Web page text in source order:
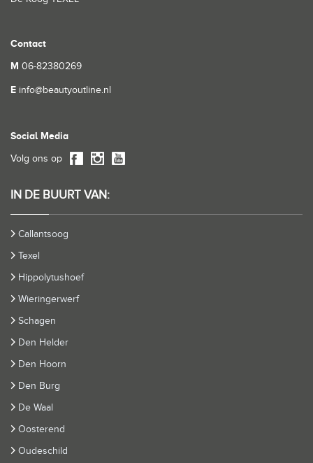
Contact
M 06-82380269
E info@beautyoutline.nl
Social Media
Volg ons op
IN DE BUURT VAN:
Callantsoog
Texel
Hippolytushoef
Wieringerwerf
Schagen
Den Helder
Den Hoorn
Den Burg
De Waal
Oosterend
Oudeschild